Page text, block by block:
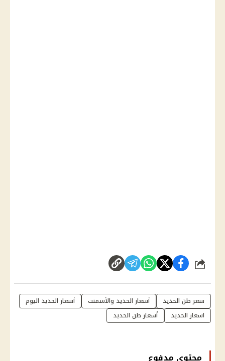
شارك
سعر طن الحديد أسعار الحديد والأسمنت
أسعار الحديد اليوم
اسعار الحديد
أسعار طن الحديد
محتوى مدفوع